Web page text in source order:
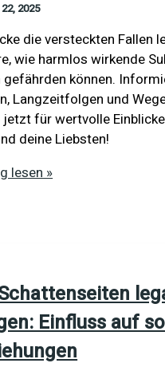
2025
die versteckten Fallen
wie harmlos wirkende
gefährden können.
Langzeitfolgen und
jetzt für wertvolle
deine Liebsten!
lesen »
Einfluss auf